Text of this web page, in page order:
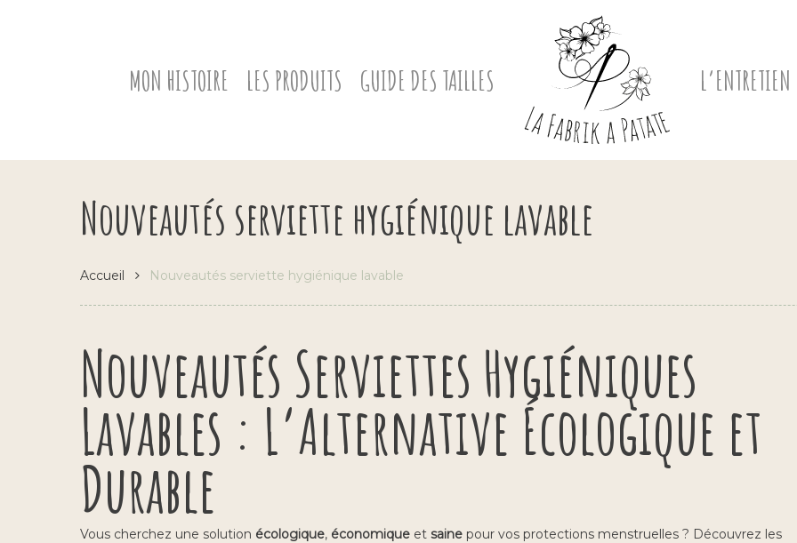
MON HISTOIRE LES PRODUITS GUIDE DES TAILLES L’ENTRETIEN
Nouveautés serviette hygiénique lavable
Accueil Nouveautés serviette hygiénique lavable
Nouveautés Serviettes Hygiéniques
Lavables : L’Alternative Écologique et
Durable
Vous cherchez une solution écologique, économique et saine pour vos protections menstruelles ? Découvrez les